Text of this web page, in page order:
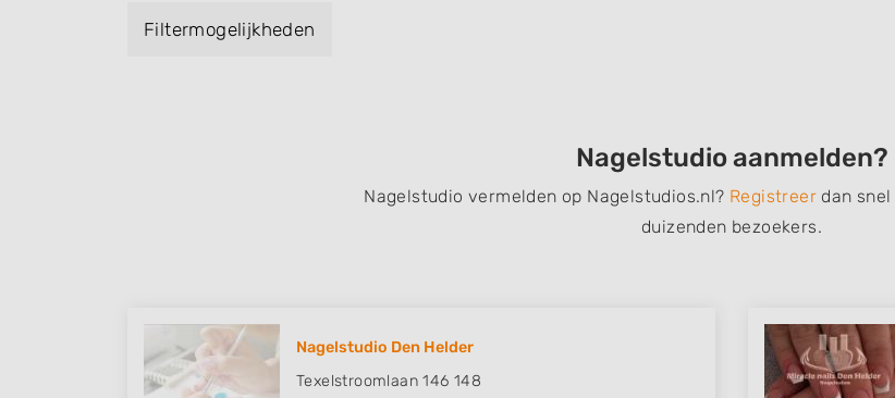
Filtermogelijkheden
Nagelstudio aanmelden?
Nagelstudio vermelden op Nagelstudios.nl? Registreer dan
duizenden bezoekers.
Nagelstudio Den Helder
Texelstroomlaan 146 148